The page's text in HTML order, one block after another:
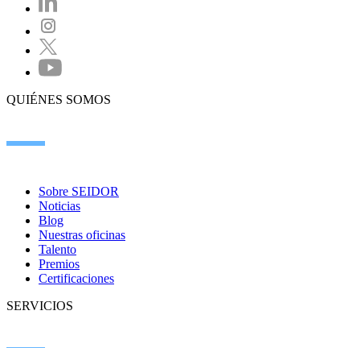
QUIÉNES SOMOS
Sobre SEIDOR
Noticias
Blog
Nuestras oficinas
Talento
Premios
Certificaciones
SERVICIOS